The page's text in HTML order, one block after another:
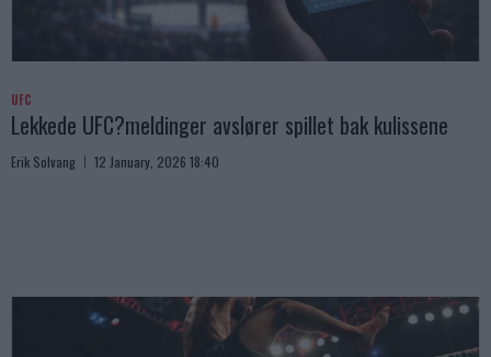
UFC
Lekkede UFC?meldinger avslører spillet bak kulissene
Erik Solvang 12 January, 2026 18:40